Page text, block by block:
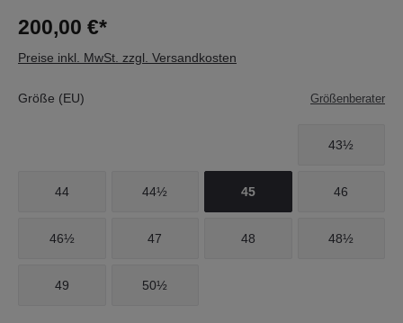
200,00 €*
Preise inkl. MwSt. zzgl. Versandkosten
Größe (EU) Größenberater
43½
44 44½ 45 46
46½ 47 48 48½
49 50½